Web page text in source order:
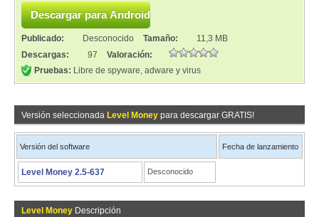
Publicado: Desconocido Tamaño:
11,3 MB
Descargas:
97
Valoración:
Pruebas: Libre de spyware, adware y virus
Versión seleccionada Level Money para descargar GRATIS!
Versión del software Fecha de lanzamiento
Level Money 2.5-637 Desconocido
Level Money Descripción